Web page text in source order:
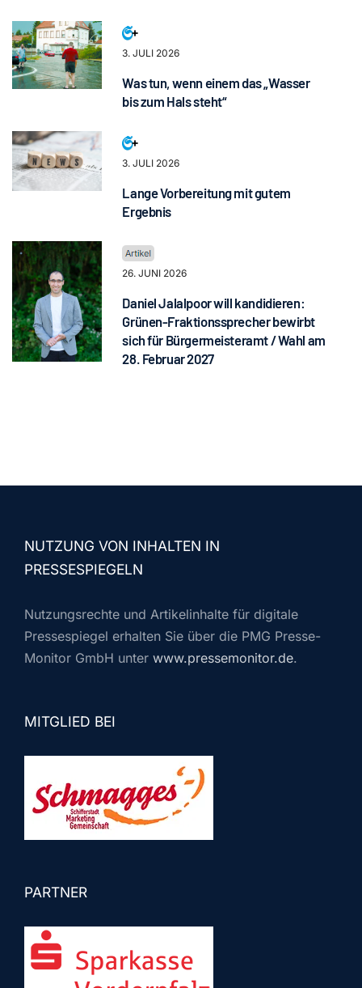
3. JULI 2026
Was tun, wenn einem das „Wasser
bis zum Hals steht“
3. JULI 2026
Lange Vorbereitung mit gutem
Ergebnis
26. JUNI 2026
Daniel Jalalpoor will kandidieren:
Grünen-Fraktionssprecher bewirbt
sich für Bürgermeisteramt / Wahl am
28. Februar 2027
NUTZUNG VON INHALTEN IN
PRESSESPIEGELN
Nutzungsrechte und Artikelinhalte für digitale
Pressespiegel erhalten Sie über die PMG Presse-
Monitor GmbH unter www.pressemonitor.de.
MITGLIED BEI
PARTNER